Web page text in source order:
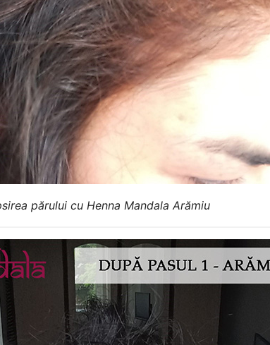
părului cu Henna Mandala Arămiu